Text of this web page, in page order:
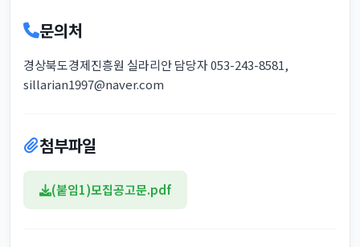
문의처
경상북도경제진흥원 실라리안 담당자 053-243-8581,
sillarian1997@naver.com
첨부파일
(붙임1)모집공고문.pdf